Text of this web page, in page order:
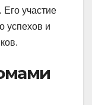
участие
успехов и